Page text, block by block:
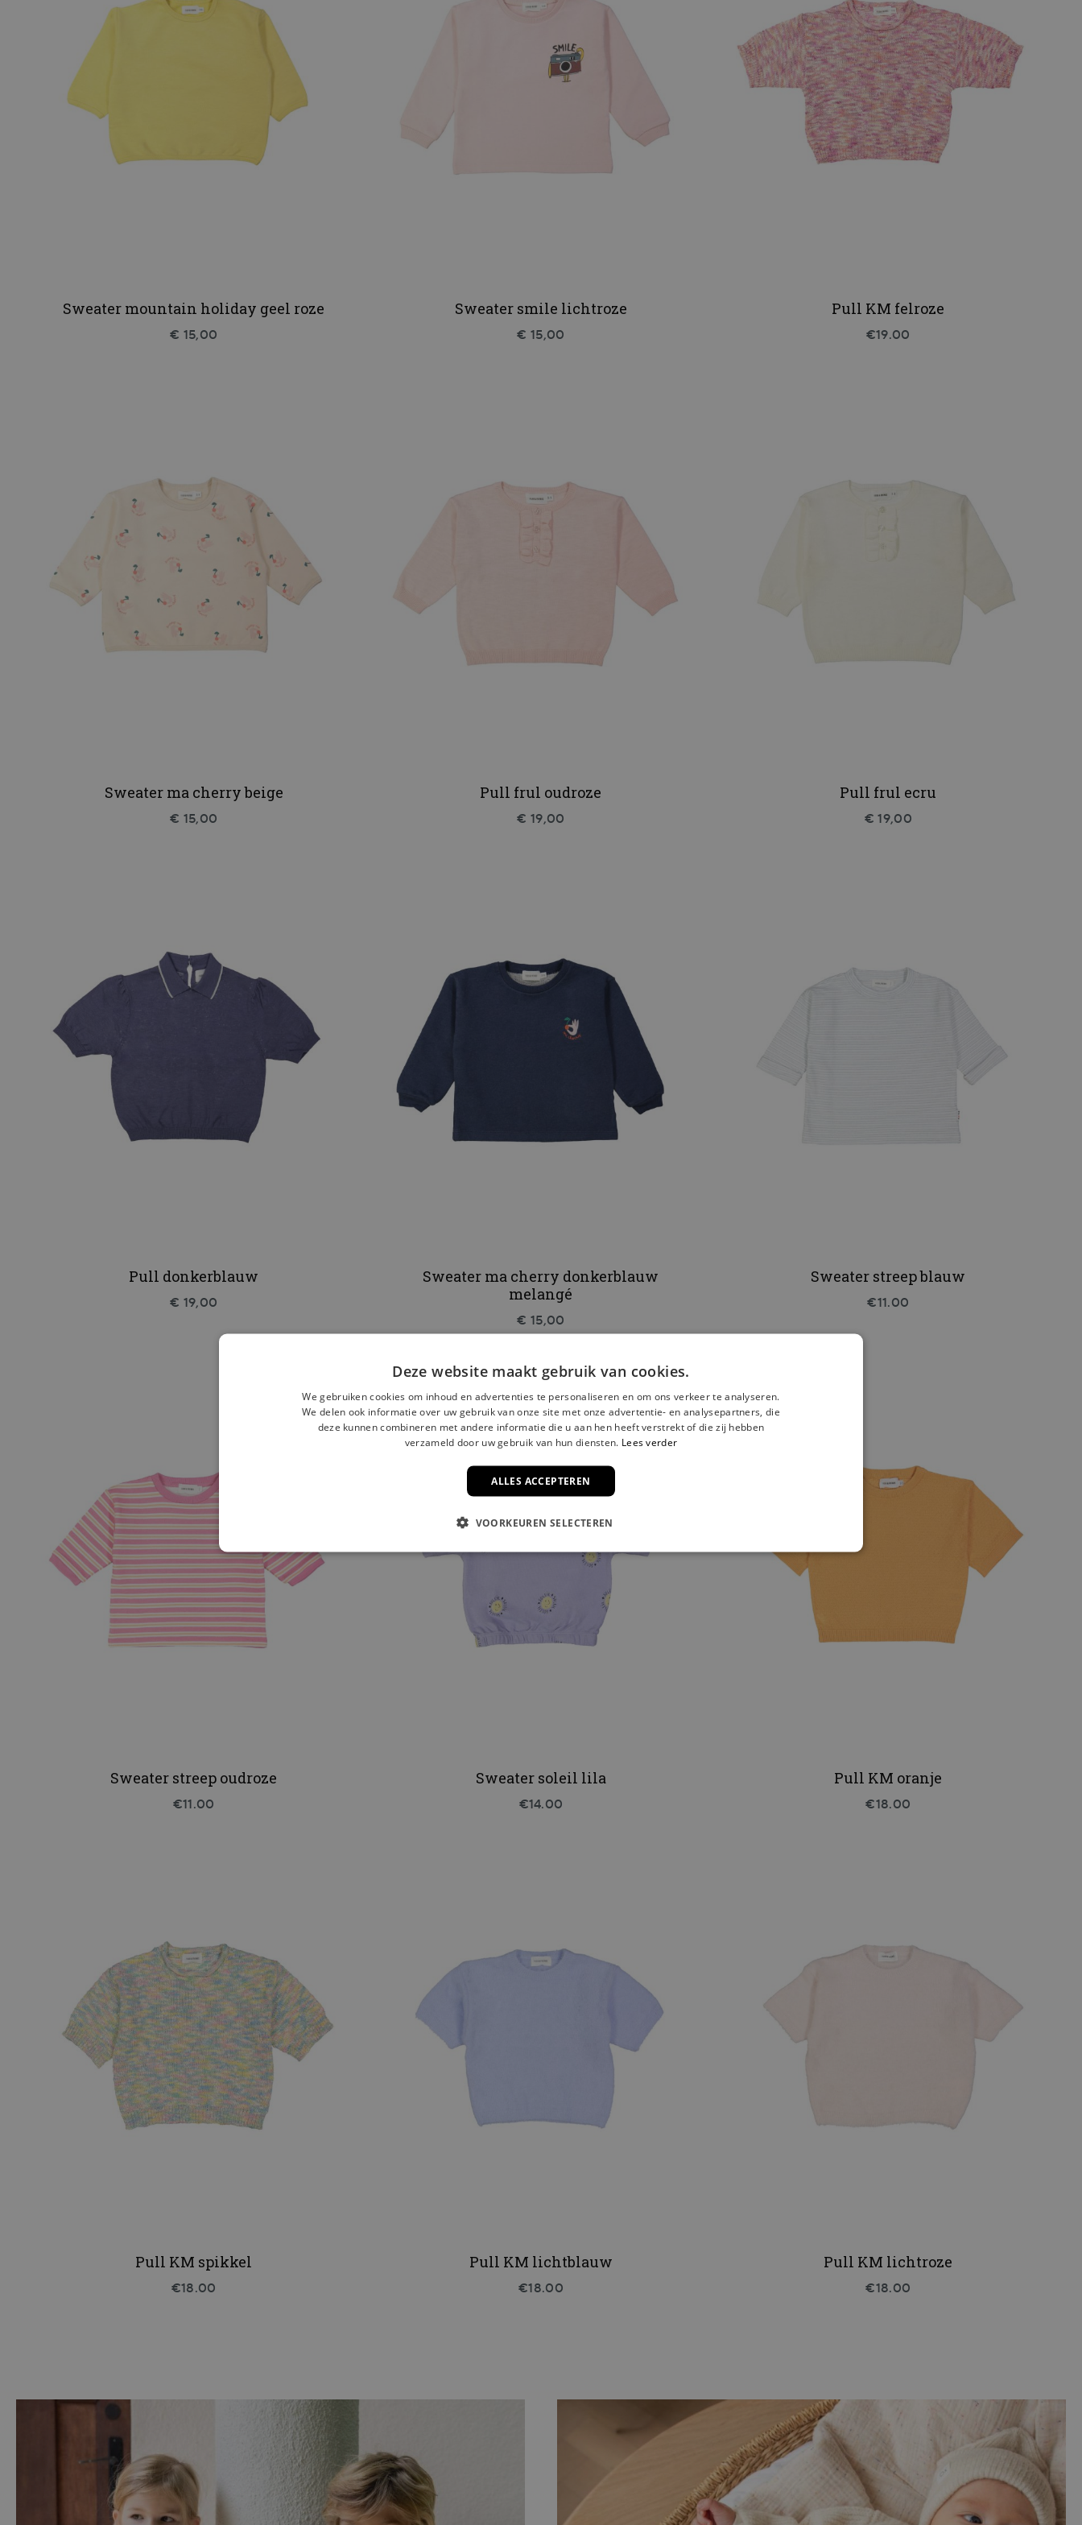
Sweater mountain holiday geel roze
€ 15,00
Sweater smile lichtroze
€ 15,00
Pull KM felroze
€19.00
Sweater ma cherry beige
€ 15,00
Pull frul oudroze
€ 19,00
Pull frul ecru
€ 19,00
Pull donkerblauw
€ 19,00
Sweater ma cherry donkerblauw
melangé
€ 15,00
Sweater streep blauw
€11.00
Sweater streep oudroze
€11.00
Sweater soleil lila
€14.00
Pull KM oranje
€18.00
Pull KM spikkel
€18.00
Pull KM lichtblauw
€18.00
Pull KM lichtroze
€18.00
Deze website maakt gebruik van cookies.
We gebruiken cookies om inhoud en advertenties te personaliseren en om ons verkeer te analyseren.
We delen ook informatie over uw gebruik van onze site met onze advertentie- en analysepartners, die
deze kunnen combineren met andere informatie die u aan hen heeft verstrekt of die zij hebben
verzameld door uw gebruik van hun diensten. Lees verder
ALLES ACCEPTEREN
VOORKEUREN SELECTEREN